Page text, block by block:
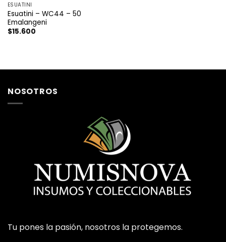
ESUATINI
Esuatini – WC44 – 50
Emalangeni
$15.600
NOSOTROS
Tu pones la pasión, nosotros la protegemos.